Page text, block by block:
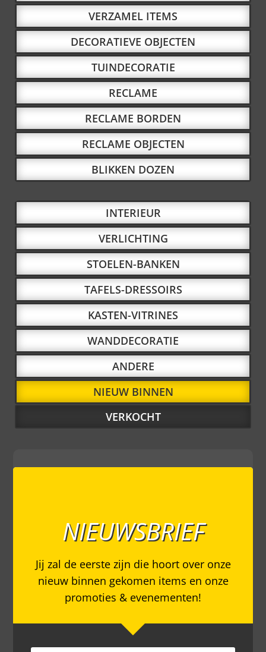
VERZAMEL ITEMS
DECORATIEVE OBJECTEN
TUINDECORATIE
RECLAME
RECLAME BORDEN
RECLAME OBJECTEN
BLIKKEN DOZEN
INTERIEUR
VERLICHTING
STOELEN-BANKEN
TAFELS-DRESSOIRS
KASTEN-VITRINES
WANDDECORATIE
ANDERE
NIEUW BINNEN
VERKOCHT
NIEUWSBRIEF
Jij zal de eerste zijn die hoort over onze
nieuw binnen gekomen items en onze
promoties & evenementen!